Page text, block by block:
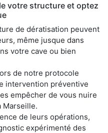
votre structure et optez
de dératisation peuvent
même jusque dans
votre cave ou bien
de notre protocole
intervention préventive
empêcher de vous nuire
Marseille.
de leurs opérations,
expérimenté des